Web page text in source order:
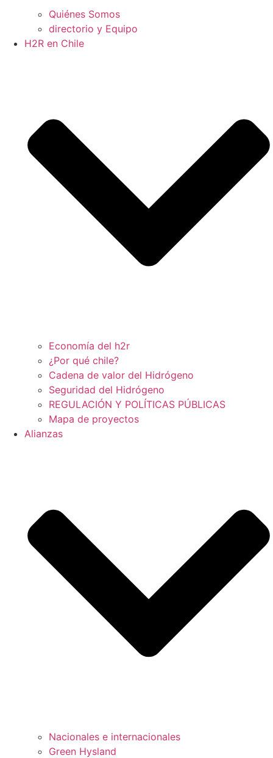
Quiénes Somos
directorio y Equipo
H2R en Chile
Economía del h2r
¿Por qué chile?
Cadena de valor del Hidrógeno
Seguridad del Hidrógeno
REGULACIÓN Y POLÍTICAS PÚBLICAS
Mapa de proyectos
Alianzas
Nacionales e internacionales
Green Hysland